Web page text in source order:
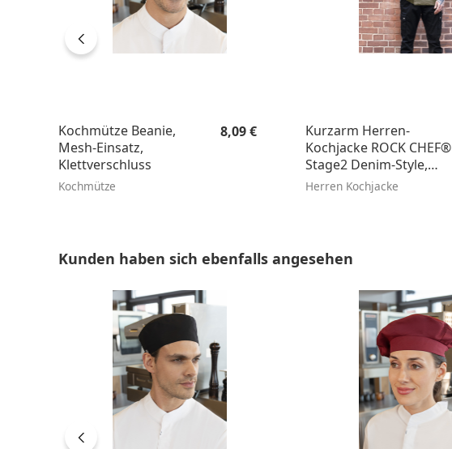
Kochmütze Beanie,
Mesh-Einsatz,
Klettverschluss
Kochmütze
Regulärer Preis:
8,09 €
Kurzarm Herren-
Kochjacke ROCK CHEF®
Stage2 Denim-Style,
Regular Fit
Herren Kochjacke
Produktgalerie überspringen
Kunden haben sich ebenfalls angesehen